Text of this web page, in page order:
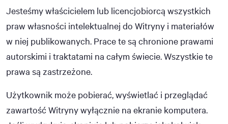
Jesteśmy właścicielem lub licencjobiorcą wszystkich
praw własności intelektualnej do Witryny i materiałów
w niej publikowanych. Prace te są chronione prawami
autorskimi i traktatami na całym świecie. Wszystkie te
prawa są zastrzeżone.
Użytkownik może pobierać, wyświetlać i przeglądać
zawartość Witryny wyłącznie na ekranie komputera.